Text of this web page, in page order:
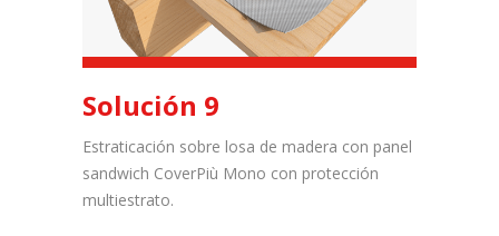
Solución 9
Estraticación sobre losa de madera con panel
sandwich CoverPiù Mono con protección
multiestrato.